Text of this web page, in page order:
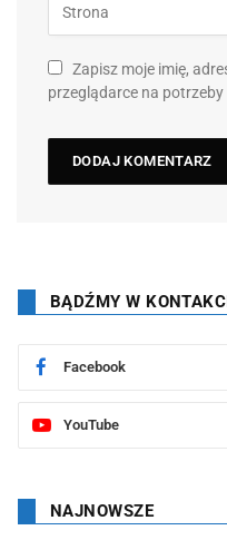
Zapisz moje imię,
przeglądarce na
BĄDŹMY W
Facebook
YouTube
NAJNOWSZE